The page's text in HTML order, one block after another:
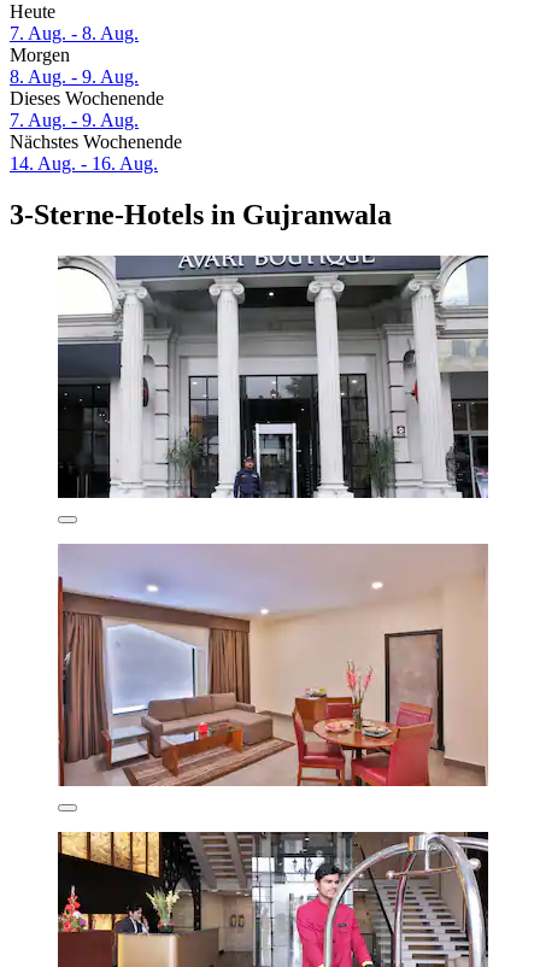
Heute
7. Aug. - 8. Aug.
Morgen
8. Aug. - 9. Aug.
Dieses Wochenende
7. Aug. - 9. Aug.
Nächstes Wochenende
14. Aug. - 16. Aug.
3-Sterne-Hotels in Gujranwala